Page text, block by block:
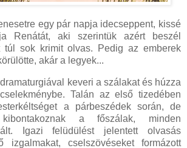
egy pár napja idecseppent, kissé
Renátát, aki szerintük azért beszél
túl sok krimit olvas. Pedig az emberek
akár a legyek...
keveri a szálakat és húzza
Talán az első tizedében
a párbeszédek során, de
a főszálak, minden
Igazi felüdülést jelentett olvasás
izgalmakat, cselszövéseket formázott